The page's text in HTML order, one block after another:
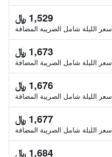
1,529 ﷼
سعر الليلة شامل الصريبة المضافة
1,673 ﷼
سعر الليلة شامل الصريبة المضافة
1,676 ﷼
سعر الليلة شامل الصريبة المضافة
1,677 ﷼
سعر الليلة شامل الصريبة المضافة
1,684 ﷼